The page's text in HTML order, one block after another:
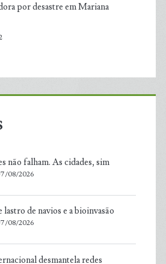
por desastre em Mariana
não falham. As cidades, sim
08/2026
lastro de navios e a bioinvasão
08/2026
desmantela redes